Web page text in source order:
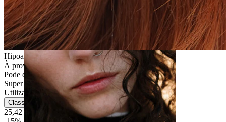
Hipoalergénica
À prova de água
Pode durar a vida toda
Super fácil
Utilização moderada
Classificação
25,42 €